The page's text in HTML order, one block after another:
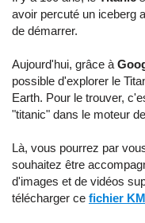
avoir percuté un iceberg
de démarrer.
Aujourd'hui, grâce à
possible d'explorer le
Earth. Pour le trouver,
"titanic" dans le moteur
Là, vous pourrez par
souhaitez être
d'images et de vidéos
télécharger ce fichier